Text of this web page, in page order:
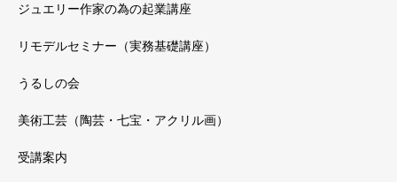
ジュエリー作家の為の起業講座
リモデルセミナー（実務基礎講座）
うるしの会
美術工芸（陶芸・七宝・アクリル画）
受講案内